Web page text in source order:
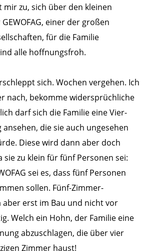
mir zu, sich über den kleinen
einer der großen
für die Familie
alle hoffnungsfroh.
sich. Wochen vergehen. Ich
nach, bekomme widersprüchliche
darf sich die Familie eine Vier-
die sie auch ungesehen
Diese wird dann aber doch
sie zu klein für fünf Personen sei:
sei es, dass fünf Personen
sollen. Fünf-Zimmer-
aber erst im Bau und nicht vor
Welch ein Hohn, der Familie eine
abzuschlagen, die über vier
Zimmer haust!